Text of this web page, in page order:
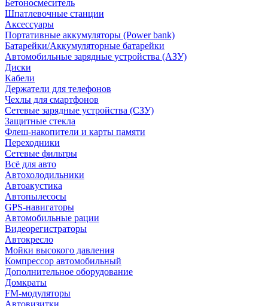
Бетоносмеситель
Шпатлевочные станции
Аксессуары
Портативные аккумуляторы (Power bank)
Батарейки/Аккумуляторные батарейки
Автомобильные зарядные устройства (АЗУ)
Диски
Кабели
Держатели для телефонов
Чехлы для смартфонов
Сетевые зарядные устройства (СЗУ)
Защитные стекла
Флеш-накопители и карты памяти
Переходники
Сетевые фильтры
Всё для авто
Автохолодильники
Автоакустика
Автопылесосы
GPS-навигаторы
Автомобильные рации
Видеорегистраторы
Автокресло
Мойки высокого давления
Компрессор автомобильный
Дополнительное оборудование
Домкраты
FM-модуляторы
Автовизитки